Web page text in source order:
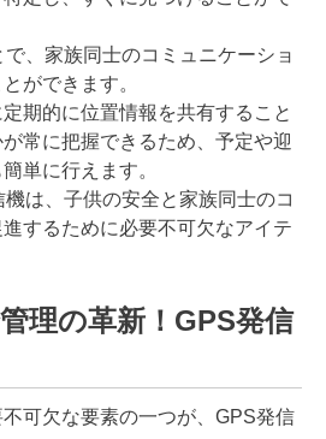
、家族同士のコミュニケーショ
ができます。
期的に位置情報を共有すること
常に把握できるため、予定や迎
単に行えます。
は、子供の安全と家族同士のコ
するために必要不可欠なアイテ
理の革新！GPS発信
可欠な要素の一つが、GPS発信